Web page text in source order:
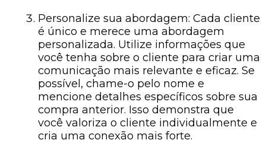
Personalize sua abordagem: Cada cliente
é único e merece uma abordagem
personalizada. Utilize informações que
você tenha sobre o cliente para criar uma
comunicação mais relevante e eficaz. Se
possível, chame-o pelo nome e
mencione detalhes específicos sobre sua
compra anterior. Isso demonstra que
você valoriza o cliente individualmente e
cria uma conexão mais forte.